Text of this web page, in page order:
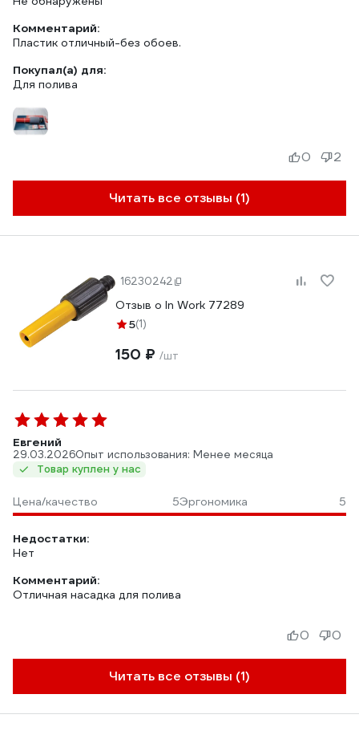
Комментарий:
Пластик отличный-без обоев.
Покупал(а) для:
Для полива
Читать все отзывы (1)
0 2
16230242
Отзыв о In Work 77289
5(1)
150 ₽ /шт
Евгений
29.03.2026Опыт использования: Менее месяца
Товар куплен у нас
Цена/качество 5Эргономика 5
Недостатки:
Нет
Комментарий:
Отличная насадка для полива
Читать все отзывы (1)
0 0